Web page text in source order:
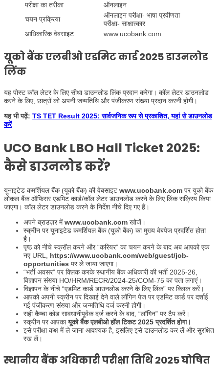
परीक्षा का तरीका
ऑनलाइन
चयन प्रक्रिया
ऑनलाइन परीक्षा- भाषा प्रवीणता
परीक्षा- साक्षात्कार
आधिकारिक वेबसाइट
www.ucobank.com
यूको बैंक एलबीओ एडमिट कार्ड 2025डाउनलोड
लिंक
यह पोस्ट कॉल लेटर के लिए सीधा डाउनलोड लिंक प्रदान करेगा। कॉल लेटर डाउनलोड
करने के लिए, छात्रों को अपनी जन्मतिथि और पंजीकरण संख्या प्रदान करनी होगी।
यह भी पढ़ें: TS TET Result 2025: सार्वजनिक रूप से प्रकाशित, यहां से डाउनलोड
करें
UCO Bank LBO Hall Ticket 2025:
कैसे डाउनलोड करें?
यूनाइटेड कमर्शियल बैंक (यूको बैंक) की वेबसाइट www.ucobank.com पर यूको बैंक
लोकल बैंक ऑफिसर एडमिट कार्ड/कॉल लेटर डाउनलोड करने के लिए लिंक सक्रिय किया
जाएगा। कॉल लेटर डाउनलोड करने के निर्देश नीचे दिए गए हैं।
अपने ब्राउज़र मेंwww.ucobank.com खोजें।
स्क्रीन पर यूनाइटेड कमर्शियल बैंक (यूको बैंक) का मुख्य वेबपेज प्रदर्शित होता
है।
पृष्ठ को नीचे स्क्रॉल करने और “करियर” का चयन करने के बाद अब आपको एक
नए URL, https://www.ucobank.com/web/guest/job-
opportunities पर ले जाया जाएगा।
“भर्ती अवसर” पर क्लिक करके स्थानीय बैंक अधिकारी की भर्ती 2025-26,
विज्ञापन संख्या HO/HRM/RECR/2024-25/COM-75 का पता लगाएं।
विज्ञापन के नीचे “एडमिट कार्ड डाउनलोड करने के लिए लिंक” पर क्लिक करें।
आपको अपनी स्क्रीन पर दिखाई देने वाले लॉगिन पेज पर एडमिट कार्ड पर दर्शाई
गई पंजीकरण संख्या और जन्मतिथि दर्ज करनी होगी।
सही कैप्चा कोड सावधानीपूर्वक दर्ज करने के बाद, “लॉगिन” पर टैप करें।
स्क्रीन पर आपकायूको बैंक एलबीओ हॉल टिकट 2025 प्रदर्शित होगा।
इसे परीक्षा कक्ष में ले जाना आवश्यक है, इसलिए इसे डाउनलोड कर लें और सुरक्षित
रख लें।
स्थानीय बैंक अधिकारी परीक्षा तिथि 2025 घोषित